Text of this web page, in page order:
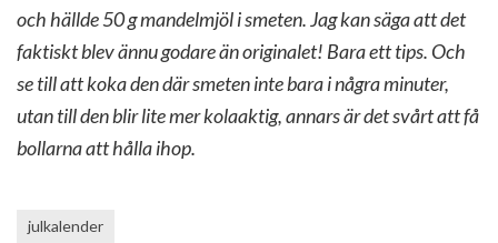
och hällde 50 g mandelmjöl i smeten. Jag kan säga att det
faktiskt blev ännu godare än originalet! Bara ett tips. Och
se till att koka den där smeten inte bara i några minuter,
utan till den blir lite mer kolaaktig, annars är det svårt att få
bollarna att hålla ihop.
julkalender